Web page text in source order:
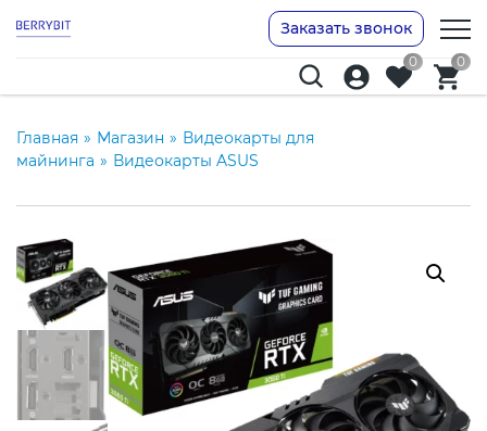
Заказать звонок
0 0
Главная » Магазин » Видеокарты для
майнинга » Видеокарты ASUS